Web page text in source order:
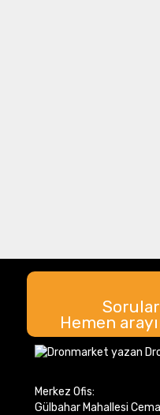
Hemen
Merkez Ofis:
Gülbahar Mahallesi